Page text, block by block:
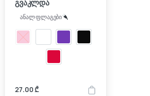
გვაკლდა
ანალ ფლაგები
27.00₾